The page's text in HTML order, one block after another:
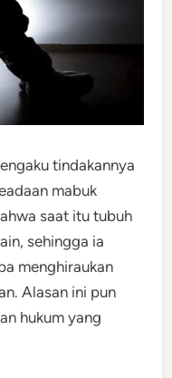
tindakannya
mabuk
saat itu tubuh
sehingga ia
menghiraukan
Alasan ini pun
hukum yang